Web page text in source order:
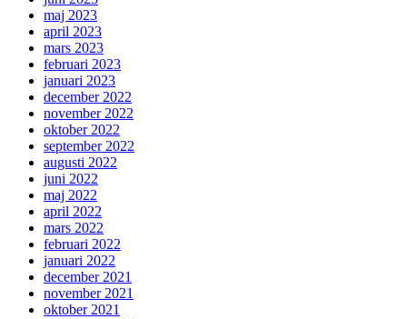
maj 2023
april 2023
mars 2023
februari 2023
januari 2023
december 2022
november 2022
oktober 2022
september 2022
augusti 2022
juni 2022
maj 2022
april 2022
mars 2022
februari 2022
januari 2022
december 2021
november 2021
oktober 2021